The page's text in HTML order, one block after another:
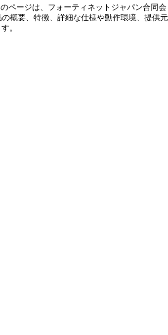
ページは、 フォーティネットジャパン合同会
概要、特徴、詳細な仕様や動作環境、提供元
。